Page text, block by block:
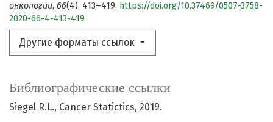
онкологии, 66(4), 413–419. https://doi.org/10.37469/0507-3758-
2020-66-4-413-419
Другие форматы ссылок
Библиографические ссылки
Siegel R.L., Cancer Statictics, 2019.